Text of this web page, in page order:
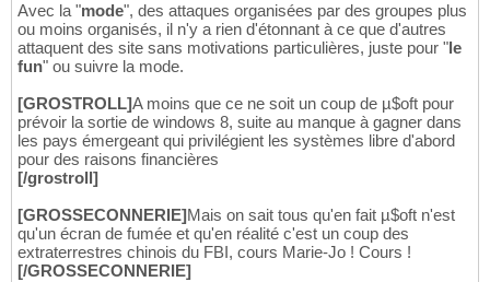
Avec la "mode", des attaques organisées par des groupes plus
ou moins organisés, il n'y a rien d'étonnant à ce que d'autres
attaquent des site sans motivations particulières, juste pour "le
fun" ou suivre la mode.
[GROSTROLL]A moins que ce ne soit un coup de µ$oft pour
prévoir la sortie de windows 8, suite au manque à gagner dans
les pays émergeant qui privilégient les systèmes libre d'abord
pour des raisons financières
[/grostroll]
[GROSSECONNERIE]Mais on sait tous qu'en fait µ$oft n'est
qu'un écran de fumée et qu'en réalité c'est un coup des
extraterrestres chinois du FBI, cours Marie-Jo ! Cours !
[/GROSSECONNERIE]